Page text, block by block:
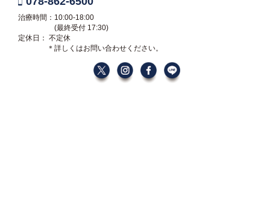
治療時間：10:00-18:00
(最終受付 17:30)
定休日： 不定休
＊詳しくはお問い合わせください。